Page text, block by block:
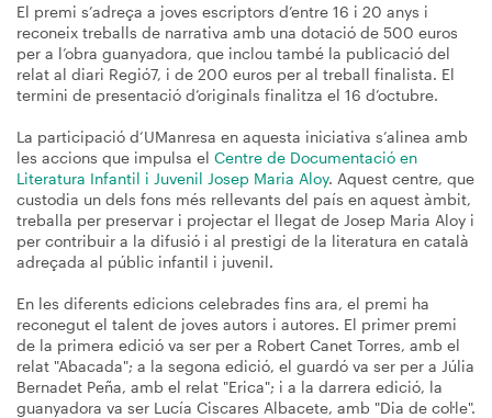
El premi s’adreça a joves escriptors d’entre 16 i 20 anys i
reconeix treballs de narrativa amb una dotació de 500 euros
per a l’obra guanyadora, que inclou també la publicació del
relat al diari Regió7, i de 200 euros per al treball finalista. El
termini de presentació d’originals finalitza el 16 d’octubre.
La participació d’UManresa en aquesta iniciativa s’alinea amb
les accions que impulsa el Centre de Documentació en
Literatura Infantil i Juvenil Josep Maria Aloy. Aquest centre, que
custodia un dels fons més rellevants del país en aquest àmbit,
treballa per preservar i projectar el llegat de Josep Maria Aloy i
per contribuir a la difusió i al prestigi de la literatura en català
adreçada al públic infantil i juvenil.
En les diferents edicions celebrades fins ara, el premi ha
reconegut el talent de joves autors i autores. El primer premi
de la primera edició va ser per a Robert Canet Torres, amb el
relat "Abacada"; a la segona edició, el guardó va ser per a Júlia
Bernadet Peña, amb el relat "Erica"; i a la darrera edició, la
guanyadora va ser Lucía Ciscares Albacete, amb "Dia de col·le".